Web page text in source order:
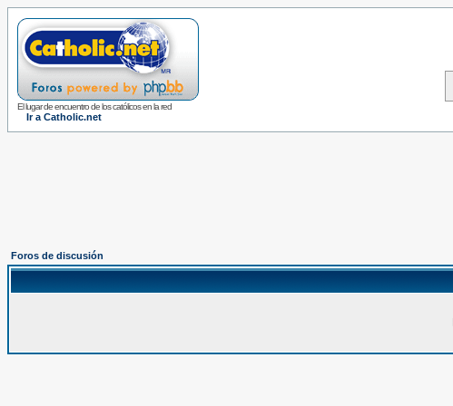
El lugar de encuentro de los católicos en la red
Ir a Catholic.net
Foros de discusión